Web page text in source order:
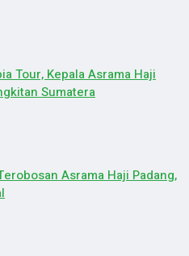
Tour, Kepala Asrama Haji
Sumatera
Asrama Haji Padang,